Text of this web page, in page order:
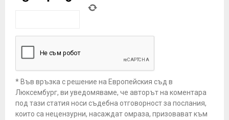
* Във връзка с решение на Европейския съд в
Люксембург, ви уведомяваме, че авторът на коментара
под тази статия носи съдебна отговорност за послания,
които са нецензурни, насаждат омраза, призовават към